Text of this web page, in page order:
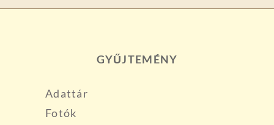
GYŰJTEMÉNY
Adattár
Fotók